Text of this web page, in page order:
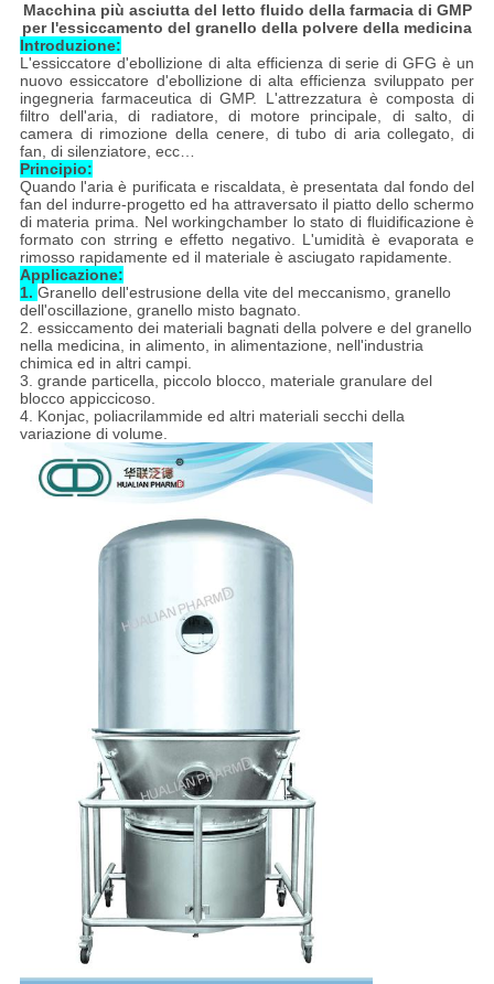
Macchina più asciutta del letto fluido della farmacia di GMP
per l'essiccamento del granello della polvere della medicina
Introduzione:
L'essiccatore d'ebollizione di alta efficienza di serie di GFG è un
nuovo essiccatore d'ebollizione di alta efficienza sviluppato per
ingegneria farmaceutica di GMP. L'attrezzatura è composta di
filtro dell'aria, di radiatore, di motore principale, di salto, di
camera di rimozione della cenere, di tubo di aria collegato, di
fan, di silenziatore, ecc…
Principio:
Quando l'aria è purificata e riscaldata, è presentata dal fondo del
fan del indurre-progetto ed ha attraversato il piatto dello schermo
di materia prima. Nel workingchamber lo stato di fluidificazione è
formato con strring e effetto negativo. L'umidità è evaporata e
rimosso rapidamente ed il materiale è asciugato rapidamente.
Applicazione:
1. Granello dell'estrusione della vite del meccanismo, granello
dell'oscillazione, granello misto bagnato.
2. essiccamento dei materiali bagnati della polvere e del granello
nella medicina, in alimento, in alimentazione, nell'industria
chimica ed in altri campi.
3. grande particella, piccolo blocco, materiale granulare del
blocco appiccicoso.
4. Konjac, poliacrilammide ed altri materiali secchi della
variazione di volume.